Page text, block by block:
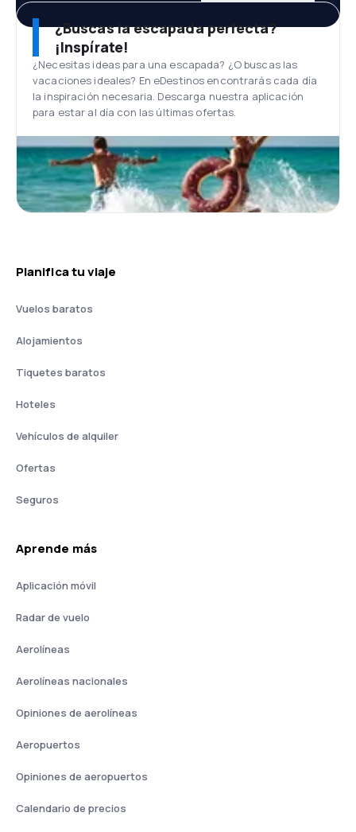
¿Buscas la escapada perfecta?
¡Inspírate!
¿Necesitas ideas para una escapada? ¿O buscas las
vacaciones ideales? En eDestinos encontrarás cada día
la inspiración necesaria. Descarga nuestra aplicación
para estar al día con las últimas ofertas.
Planifica tu viaje
Vuelos baratos
Alojamientos
Tiquetes baratos
Hoteles
Vehículos de alquiler
Ofertas
Seguros
Aprende más
Aplicación móvil
Radar de vuelo
Aerolíneas
Aerolíneas nacionales
Opiniones de aerolíneas
Aeropuertos
Opiniones de aeropuertos
Calendario de precios